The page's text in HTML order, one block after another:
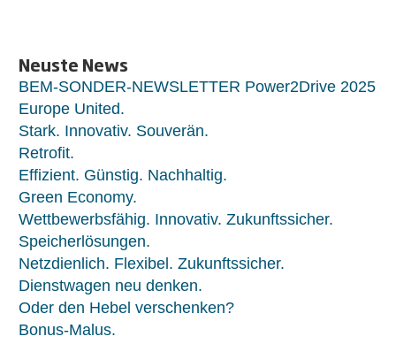
Neuste News
BEM-SONDER-NEWSLETTER Power2Drive 2025
Europe United.
Stark. Innovativ. Souverän.
Retrofit.
Effizient. Günstig. Nachhaltig.
Green Economy.
Wettbewerbsfähig. Innovativ. Zukunftssicher.
Speicherlösungen.
Netzdienlich. Flexibel. Zukunftssicher.
Dienstwagen neu denken.
Oder den Hebel verschenken?
Bonus-Malus.